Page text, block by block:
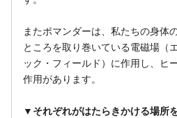
またポマンダーは、私たちの身体
ところを取り巻いている電磁場（
ック・フィールド）に作用し、ヒ
作用があります。
▼それぞれがはたらきかける場所